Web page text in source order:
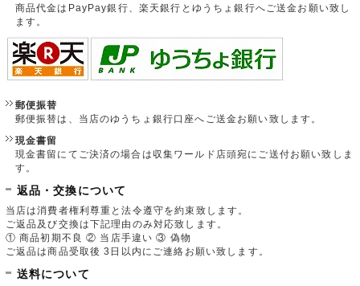
商品代金はPayPay銀行、楽天銀行とゆうちょ銀行へご送金お願い致し
ます。
郵便振替
郵便振替は、当店のゆうちょ銀行口座へご送金お願い致します。
現金書留
現金書留にてご決済の場合は収集ワールド店頭宛にご送付お願い致しま
す。
返品・交換について
当店は消費者権利尊重と法令遵守を約束致します。
ご返品及び交換は下記理由のみ対応致します。
① 商品初期不良 ② 当店手違い ③ 偽物
ご返品は商品受取後 3日以内にご連絡お願い致します。
送料について